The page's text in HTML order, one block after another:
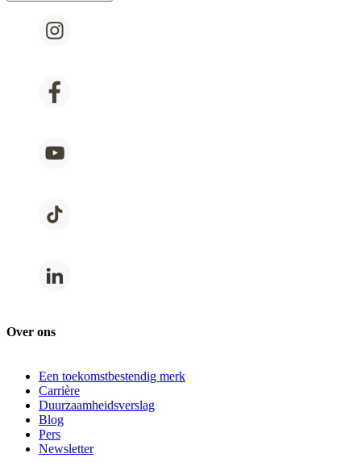
Over ons
Een toekomstbestendig merk
Carrière
Duurzaamheidsverslag
Blog
Pers
Newsletter